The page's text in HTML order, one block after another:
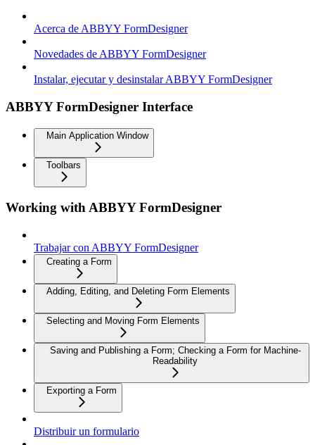
Acerca de ABBYY FormDesigner
Novedades de ABBYY FormDesigner
Instalar, ejecutar y desinstalar ABBYY FormDesigner
ABBYY FormDesigner Interface
Main Application Window
Toolbars
Working with ABBYY FormDesigner
Trabajar con ABBYY FormDesigner
Creating a Form
Adding, Editing, and Deleting Form Elements
Selecting and Moving Form Elements
Saving and Publishing a Form; Checking a Form for Machine-
Readability
Exporting a Form
Distribuir un formulario